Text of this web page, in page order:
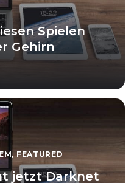
Spielen
Gehirn
,FEATURED
jetzt Darknet